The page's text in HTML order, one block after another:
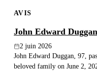
AVIS
John Edward Duggan
2 juin 2026
John Edward Duggan, 97,
beloved family on June 2,